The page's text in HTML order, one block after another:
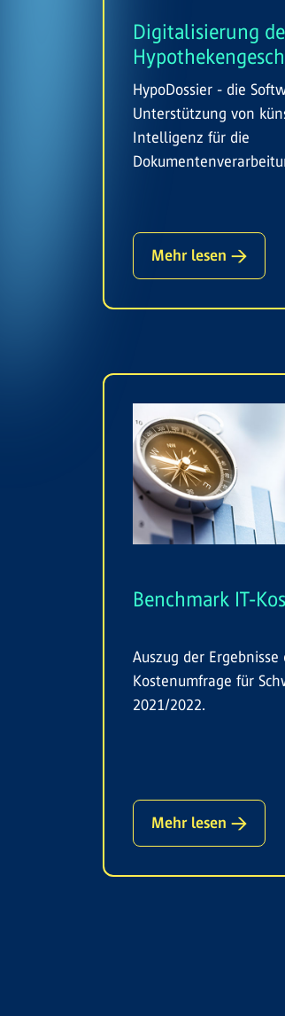
Digitalisierung
HypoDossier - die
Unterstützung von
Intelligenz für die
Mehr lesen →
Benchmark IT-
Auszug der Ergebnisse
Kostenumfrage für
2021/2022.
Mehr lesen →